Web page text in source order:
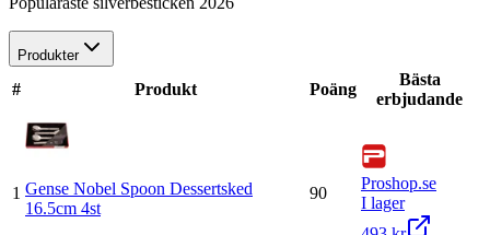
Produkter
# Produkt Poäng
Bästa
erbjudande
1 Gense Nobel Spoon Dessertsked
16.5cm 4st
90
Proshop.se
I lager